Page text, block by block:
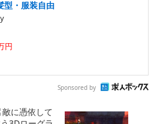
型・服装自由
円
Sponsored by